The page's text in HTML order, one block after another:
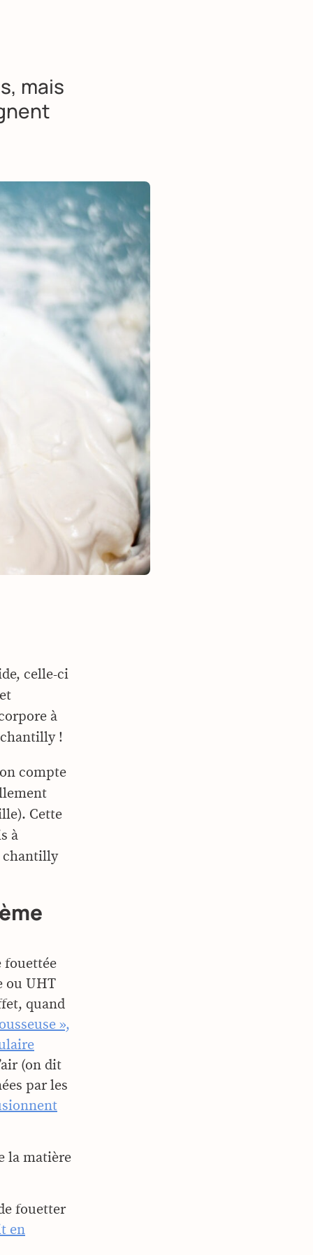
mais
celle-ci
à
!
compte
Cette
à
chantilly
fouettée
ou UHT
quand
»,
(on dit
par les
la matière
fouetter
en